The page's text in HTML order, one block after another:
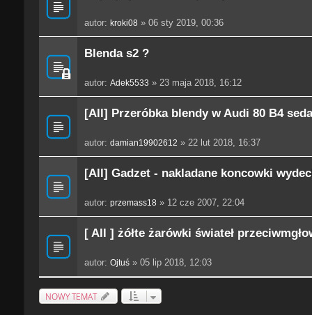
autor: kroki08 » 06 sty 2019, 00:36
Blenda s2 ?
autor: Adek5533 » 23 maja 2018, 16:12
[All] Przeróbka blendy w Audi 80 B4
autor: damian19902612 » 22 lut 2018, 16:37
[All] Gadzet - nakladane koncowki
autor: przemass18 » 12 cze 2007, 22:04
[ All ] żółte żarówki świateł
autor: Ojtuś» 05 lip 2018, 12:03
NOWY TEMAT